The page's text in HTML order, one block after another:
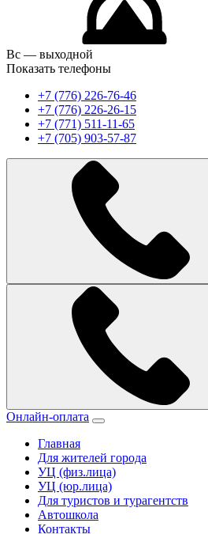
Вс — выходной
Показать телефоны
+7 (776) 226-76-46
+7 (776) 226-26-15
+7 (771) 511-11-65
+7 (705) 903-57-87
Онлайн-оплата
Главная
Для жителей города
УЦ (физ.лица)
УЦ (юр.лица)
Для туристов и турагентств
Автошкола
Контакты